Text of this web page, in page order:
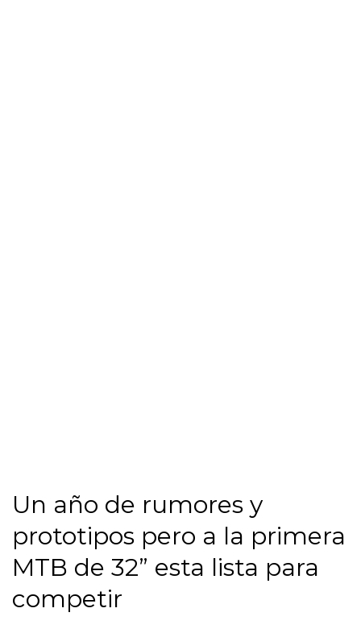
Un año de rumores y
prototipos pero a la primera
MTB de 32” esta lista para
competir